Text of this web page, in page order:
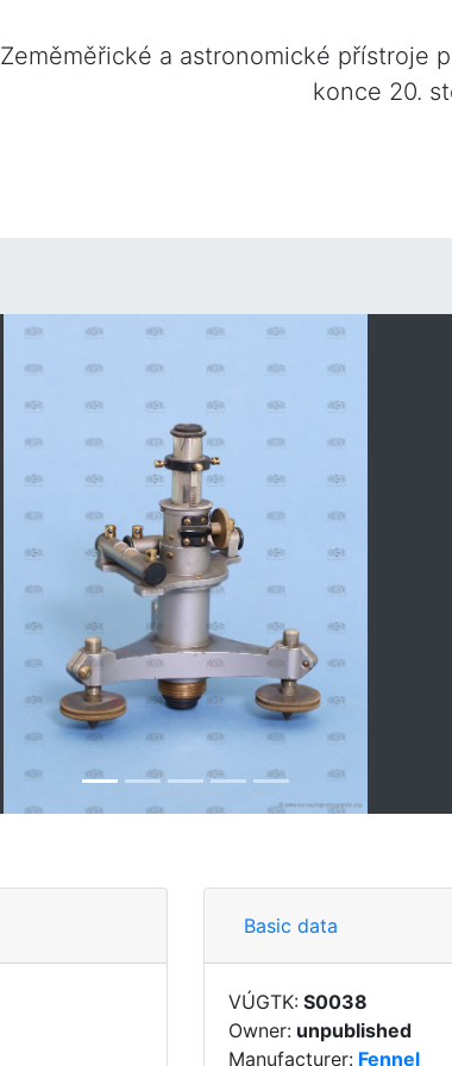
Zeměměřické a astronomické přístroje
konce 20.
Basic data
VÚGTK: S0038
Owner: unpublished
Manufacturer: Fennel